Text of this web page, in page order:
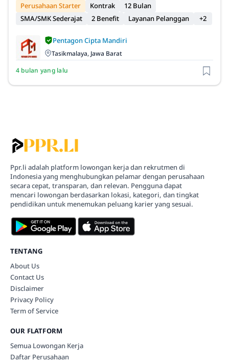
Perusahaan Starter
Kontrak
12 Bulan
SMA/SMK Sederajat
2 Benefit Layanan Pelanggan +2
Pentagon Cipta Mandiri
Tasikmalaya, Jawa Barat
4 bulan yang lalu
Ppr.li adalah platform lowongan kerja dan rekrutmen di
Indonesia yang menghubungkan pelamar dengan perusahaan
secara cepat, transparan, dan relevan. Pengguna dapat
mencari lowongan berdasarkan lokasi, kategori, dan tingkat
pendidikan untuk menemukan peluang karier yang sesuai.
TENTANG
About Us
Contact Us
Disclaimer
Privacy Policy
Term of Service
OUR FLATFORM
Semua Lowongan Kerja
Daftar Perusahaan